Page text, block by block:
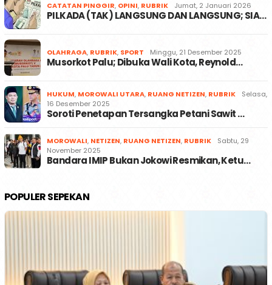
CATATAN PINGGIR, OPINI, RUBRIK Jumat, 2 Januari 2026
PILKADA (TAK) LANGSUNG DAN LANGSUNG; SIA…
OLAHRAGA, RUBRIK, SPORT Minggu, 21 Desember 2025
Musorkot Palu; Dibuka Wali Kota, Reynold…
HUKUM, MOROWALI UTARA, RUANG NETIZEN, RUBRIK
Selasa,
16 Desember 2025
Soroti Penetapan Tersangka Petani Sawit …
MOROWALI, NETIZEN, RUANG NETIZEN, RUBRIK
Sabtu, 29
November 2025
Bandara IMIP Bukan Jokowi Resmikan, Ketu…
POPULER SEPEKAN